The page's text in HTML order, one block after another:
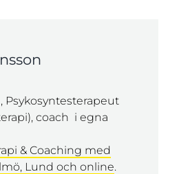
Psykosyntesterapeut
coach i egna
& Coaching med
Lund och online.